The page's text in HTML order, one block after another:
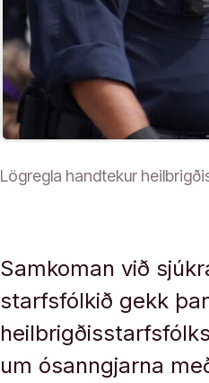
Lögregla handtekur
Samkoman við
starfsfólkið gekk
um ósanngjarna